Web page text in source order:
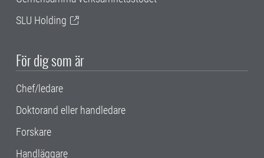
SLU Holding
För dig som är
Chef/ledare
Doktorand eller handledare
Forskare
Handläggare